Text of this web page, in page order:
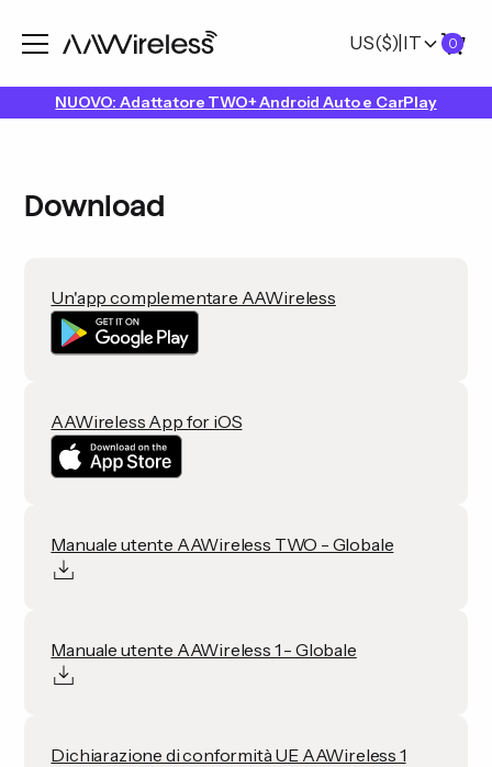
US($) IT 0
NUOVO: Adattatore TWO+ Android Auto e CarPlay
Download
Un'app complementare AAWireless
AAWireless App for iOS
Manuale utente AAWireless TWO - Globale
Manuale utente AAWireless 1 - Globale
Dichiarazione di conformità UE AAWireless 1